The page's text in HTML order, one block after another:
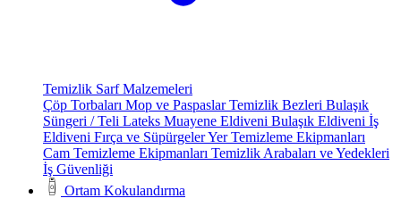
Temizlik Sarf Malzemeleri
Çöp Torbaları Mop ve PaspaslarTemizlik Bezleri Bulaşık
Süngeri / Teli Lateks Muayene Eldiveni Bulaşık Eldiveni İş
Eldiveni Fırça ve SüpürgelerYer Temizleme Ekipmanları
Cam Temizleme Ekipmanları Temizlik Arabaları ve Yedekleri
İş Güvenliği
Ortam Kokulandırma